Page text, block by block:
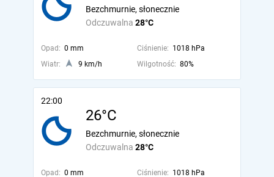
Odczuwalna 28°C
Bezchmurnie, słonecznie
Opad: 0 mm Ciśnienie: 1018 hPa
Wiatr:
9 km/h Wilgotność: 80%
22:00
26°C
Odczuwalna 28°C
Bezchmurnie, słonecznie
Opad: 0 mm Ciśnienie: 1018 hPa